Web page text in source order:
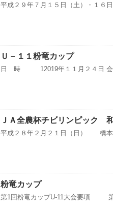
平成２９年７月１５日（土）・１６
Ｕ－１１粉竜カップ
日 時 12019年１１月２４日
ＪＡ全農杯チビリンピック
平成２８年２月２１日（日） 橋本
粉竜カップ
第1回粉竜カップU-11大会要項 第